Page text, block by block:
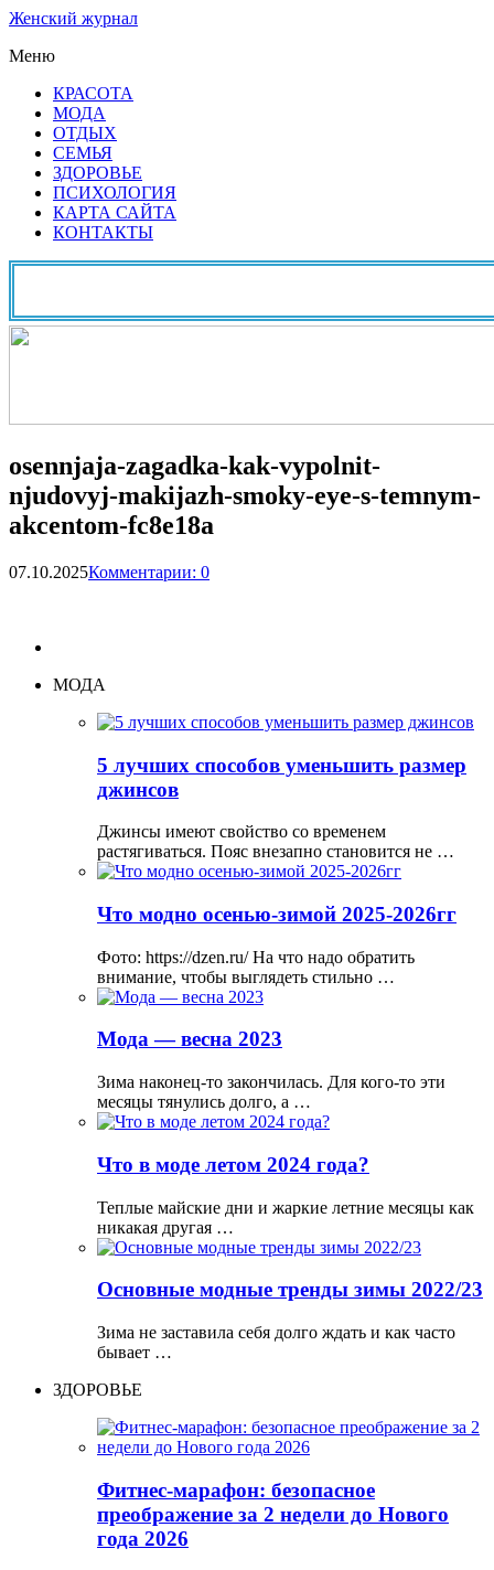
Женский журнал
Меню
КРАСОТА
МОДА
ОТДЫХ
СЕМЬЯ
ЗДОРОВЬЕ
ПСИХОЛОГИЯ
КАРТА САЙТА
КОНТАКТЫ
osennjaja-zagadka-kak-vypolnit-
njudovyj-makijazh-smoky-eye-s-temnym-
akcentom-fc8e18a
07.10.2025Комментарии: 0
МОДА
5 лучших способов уменьшить размер
джинсов
Джинсы имеют свойство со временем
растягиваться. Пояс внезапно становится не …
Что модно осенью-зимой 2025-2026гг
Фото: https://dzen.ru/ На что надо обратить
внимание, чтобы выглядеть стильно …
Мода — весна 2023
Зима наконец-то закончилась. Для кого-то эти
месяцы тянулись долго, а …
Что в моде летом 2024 года?
Теплые майские дни и жаркие летние месяцы как
никакая другая …
Основные модные тренды зимы 2022/23
Зима не заставила себя долго ждать и как часто
бывает …
ЗДОРОВЬЕ
Фитнес-марафон: безопасное
преображение за 2 недели до Нового
года 2026